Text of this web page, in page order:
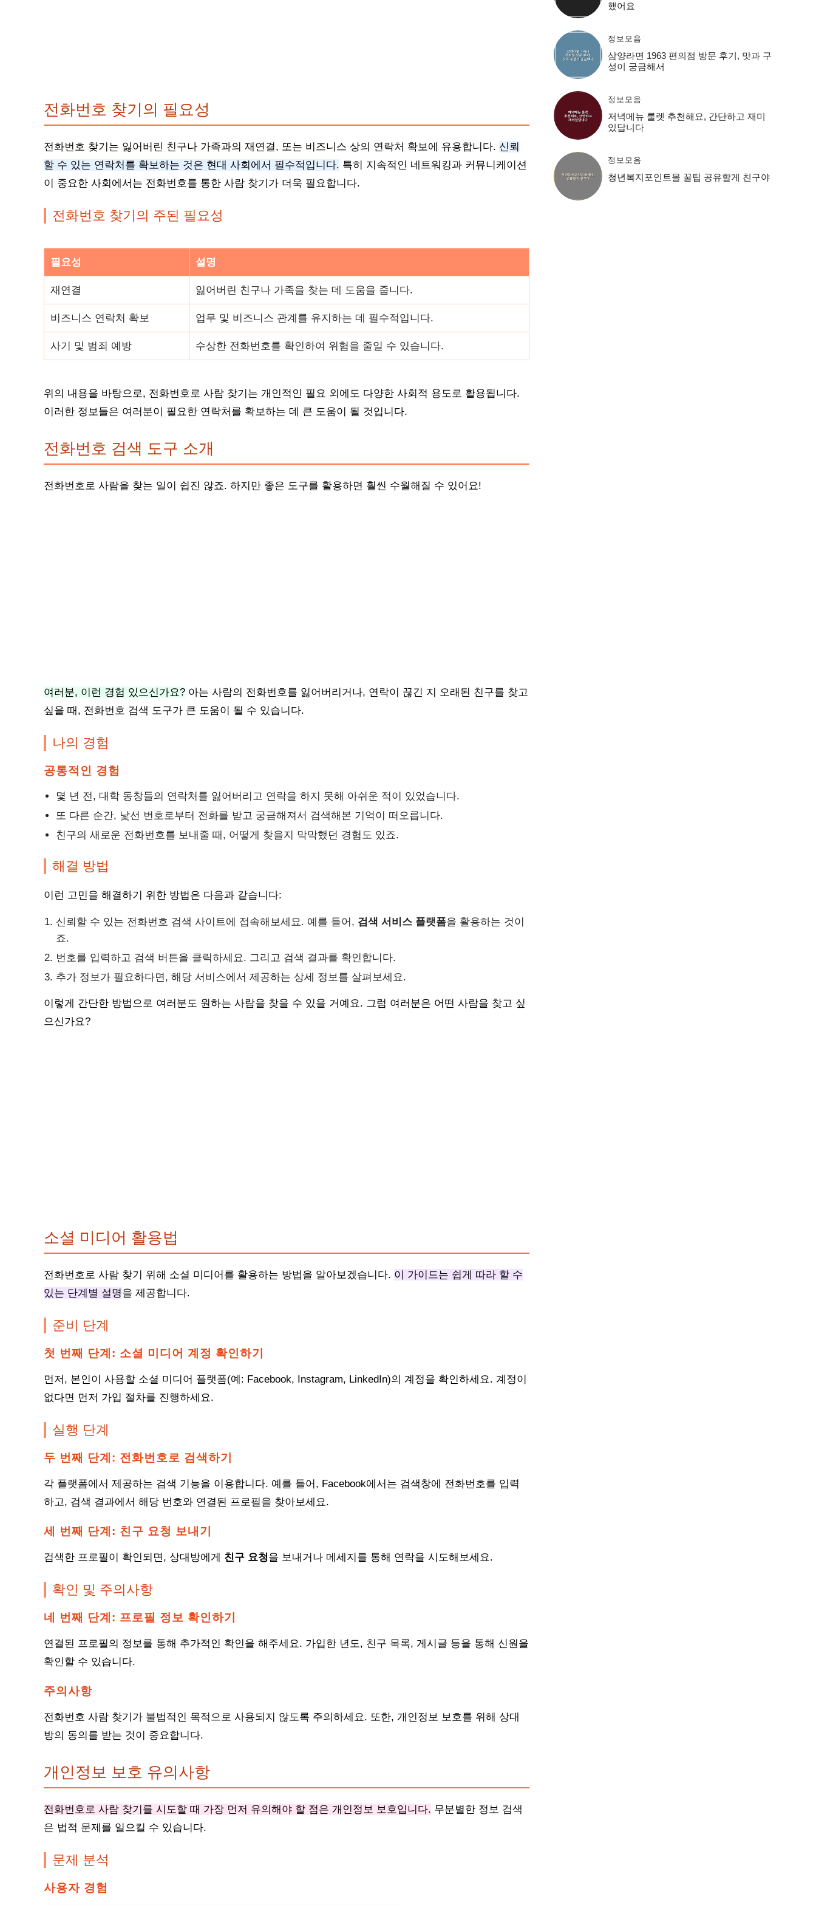
전화번호 찾기의 필요성
전화번호 찾기는 잃어버린 친구나 가족과의 재연결, 또는 비즈니스 상의 연락처 확보에 유용합니다. 신뢰
할 수 있는 연락처를 확보하는 것은 현대 사회에서 필수적입니다. 특히 지속적인 네트워킹과 커뮤니케이션
이 중요한 사회에서는 전화번호를 통한 사람 찾기가 더욱 필요합니다.
전화번호 찾기의 주된 필요성
필요성 설명
재연결 잃어버린 친구나 가족을 찾는 데 도움을 줍니다.
비즈니스 연락처 확보 업무 및 비즈니스 관계를 유지하는 데 필수적입니다.
사기 및 범죄 예방 수상한 전화번호를 확인하여 위험을 줄일 수 있습니다.
위의 내용을 바탕으로, 전화번호로 사람 찾기는 개인적인 필요 외에도 다양한 사회적 용도로 활용됩니다.
이러한 정보들은 여러분이 필요한 연락처를 확보하는 데 큰 도움이 될 것입니다.
전화번호 검색 도구 소개
전화번호로 사람을 찾는 일이 쉽진 않죠. 하지만 좋은 도구를 활용하면 훨씬 수월해질 수 있어요!
여러분, 이런 경험 있으신가요? 아는 사람의 전화번호를 잃어버리거나, 연락이 끊긴 지 오래된 친구를 찾고
싶을 때, 전화번호 검색 도구가 큰 도움이 될 수 있습니다.
나의 경험
공통적인 경험
몇 년 전, 대학 동창들의 연락처를 잃어버리고 연락을 하지 못해 아쉬운 적이 있었습니다.
또 다른 순간, 낯선 번호로부터 전화를 받고 궁금해져서 검색해본 기억이 떠오릅니다.
친구의 새로운 전화번호를 보내줄 때, 어떻게 찾을지 막막했던 경험도 있죠.
해결 방법
이런 고민을 해결하기 위한 방법은 다음과 같습니다:
신뢰할 수 있는 전화번호 검색 사이트에 접속해보세요. 예를 들어, 검색 서비스 플랫폼을 활용하는 것이
죠.
번호를 입력하고 검색 버튼을 클릭하세요. 그리고 검색 결과를 확인합니다.
추가 정보가 필요하다면, 해당 서비스에서 제공하는 상세 정보를 살펴보세요.
이렇게 간단한 방법으로 여러분도 원하는 사람을 찾을 수 있을 거예요. 그럼 여러분은 어떤 사람을 찾고 싶
으신가요?
소셜 미디어 활용법
전화번호로 사람 찾기 위해 소셜 미디어를 활용하는 방법을 알아보겠습니다. 이 가이드는 쉽게 따라 할 수
있는 단계별 설명을 제공합니다.
준비 단계
첫 번째 단계: 소셜 미디어 계정 확인하기
먼저, 본인이 사용할 소셜 미디어 플랫폼(예: Facebook, Instagram, LinkedIn)의 계정을 확인하세요. 계정이
없다면 먼저 가입 절차를 진행하세요.
실행 단계
두 번째 단계: 전화번호로 검색하기
각 플랫폼에서 제공하는 검색 기능을 이용합니다. 예를 들어, Facebook에서는 검색창에 전화번호를 입력
하고, 검색 결과에서 해당 번호와 연결된 프로필을 찾아보세요.
세 번째 단계: 친구 요청 보내기
검색한 프로필이 확인되면, 상대방에게 친구 요청을 보내거나 메세지를 통해 연락을 시도해보세요.
확인 및 주의사항
네 번째 단계: 프로필 정보 확인하기
연결된 프로필의 정보를 통해 추가적인 확인을 해주세요. 가입한 년도, 친구 목록, 게시글 등을 통해 신원을
확인할 수 있습니다.
주의사항
전화번호 사람 찾기가 불법적인 목적으로 사용되지 않도록 주의하세요. 또한, 개인정보 보호를 위해 상대
방의 동의를 받는 것이 중요합니다.
개인정보 보호 유의사항
전화번호로 사람 찾기를 시도할 때 가장 먼저 유의해야 할 점은 개인정보 보호입니다. 무분별한 정보 검색
은 법적 문제를 일으킬 수 있습니다.
문제 분석
사용자 경험
했어요
정보모음
삼양라면 1963 편의점 방문 후기, 맛과 구
성이 궁금해서
정보모음
저녁메뉴 룰렛 추천해요, 간단하고 재미
있답니다
정보모음
청년복지포인트몰 꿀팁 공유할게 친구야